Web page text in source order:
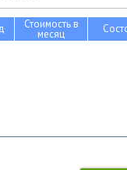
Стоимость в
месяц